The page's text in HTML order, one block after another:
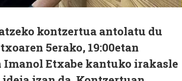
kontzertua antolatu du
5erako, 19:00etan
Etxabe kantuko irakasle